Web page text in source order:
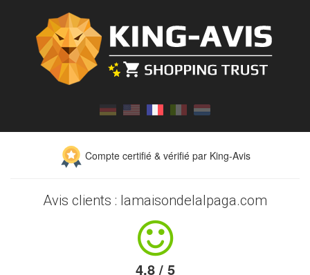
Compte certifié & vérifié par King-Avis
Avis clients : lamaisondelalpaga.com
4.8 / 5